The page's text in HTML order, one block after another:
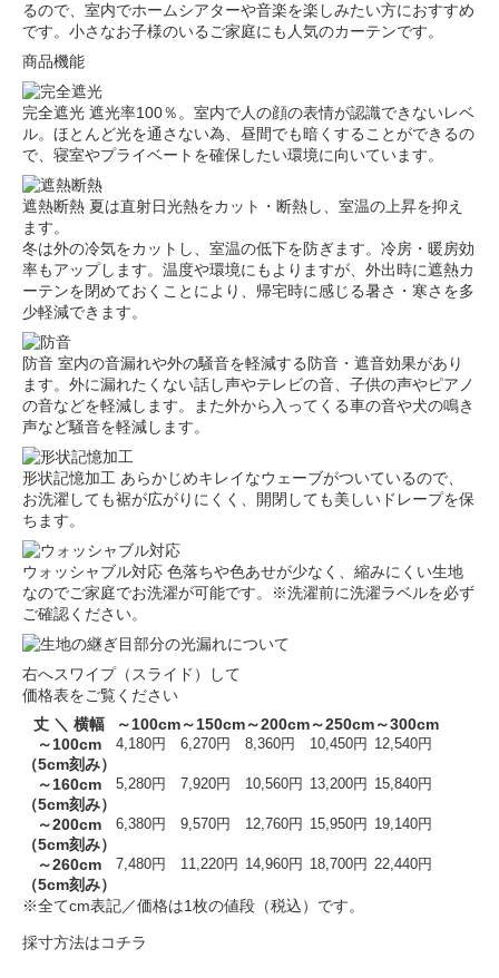
るので、室内でホームシアターや音楽を楽しみたい方におすすめ
です。小さなお子様のいるご家庭にも人気のカーテンです。
商品機能
完全遮光 遮光率100％。室内で人の顔の表情が認識できないレベ
ル。ほとんど光を通さない為、昼間でも暗くすることができるの
で、寝室やプライベートを確保したい環境に向いています。
遮熱断熱 夏は直射日光熱をカット・断熱し、室温の上昇を抑え
ます。
冬は外の冷気をカットし、室温の低下を防ぎます。冷房・暖房効
率もアップします。温度や環境にもよりますが、外出時に遮熱カ
ーテンを閉めておくことにより、帰宅時に感じる暑さ・寒さを多
少軽減できます。
防音 室内の音漏れや外の騒音を軽減する防音・遮音効果があり
ます。外に漏れたくない話し声やテレビの音、子供の声やピアノ
の音などを軽減します。また外から入ってくる車の音や犬の鳴き
声など騒音を軽減します。
形状記憶加工 あらかじめキレイなウェーブがついているので、
お洗濯しても裾が広がりにくく、開閉しても美しいドレープを保
ちます。
ウォッシャブル対応 色落ちや色あせが少なく、縮みにくい生地
なのでご家庭でお洗濯が可能です。※洗濯前に洗濯ラベルを必ず
ご確認ください。
右へスワイプ（スライド）して
価格表をご覧ください
丈 ＼ 横幅
～100cm～150cm～200cm～250cm～300cm
～100cm
（5cm刻み）
4,180円 6,270円 8,360円 10,450円 12,540円
～160cm
（5cm刻み）
5,280円 7,920円 10,560円 13,200円 15,840円
～200cm
（5cm刻み）
6,380円 9,570円 12,760円 15,950円 19,140円
～260cm
（5cm刻み）
7,480円 11,220円 14,960円 18,700円 22,440円
※全てcm表記／価格は1枚の値段（税込）です。
採寸方法はコチラ